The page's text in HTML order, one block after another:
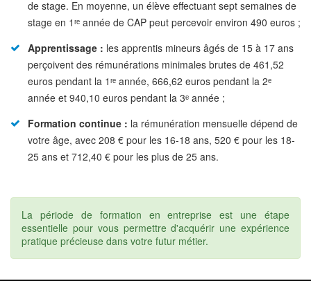
de stage. En moyenne, un élève effectuant sept semaines de
stage en 1ʳᵉ année de CAP peut percevoir environ 490 euros ;
Apprentissage : les apprentis mineurs âgés de 15 à 17 ans
perçoivent des rémunérations minimales brutes de 461,52
euros pendant la 1ʳᵉ année, 666,62 euros pendant la 2ᵉ
année et 940,10 euros pendant la 3ᵉ année ;
Formation continue : la rémunération mensuelle dépend de
votre âge, avec 208 € pour les 16-18 ans, 520 € pour les 18-
25 ans et 712,40 € pour les plus de 25 ans.
La période de formation en entreprise est une étape
essentielle pour vous permettre d'acquérir une expérience
pratique précieuse dans votre futur métier.